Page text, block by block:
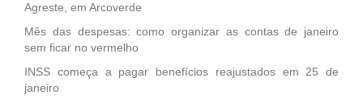
Agreste, em Arcoverde
Mês das despesas: como organizar as contas de janeiro
sem ficar no vermelho
INSS começa a pagar benefícios reajustados em 25 de
janeiro